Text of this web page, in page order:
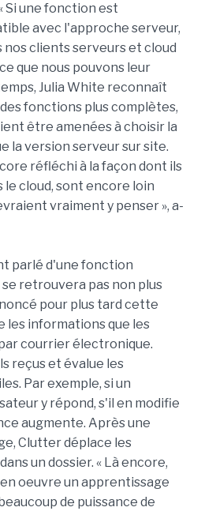
Si une fonction est
avec l'approche serveur,
nos clients serveurs et cloud
que nous pouvons leur
Julia White reconnaît
fonctions plus complètes,
être amenées à choisir la
la version serveur sur site.
réfléchi à la façon dont ils
cloud, sont encore loin
vraiment y penser », a-
parlé d'une fonction
retrouvera pas non plus
pour plus tard cette
les informations que les
courrier électronique.
reçus et évalue les
Par exemple, si un
y répond, s'il en modifie
augmente. Après une
Clutter déplace les
un dossier. « Là encore,
oeuvre un apprentissage
de puissance de